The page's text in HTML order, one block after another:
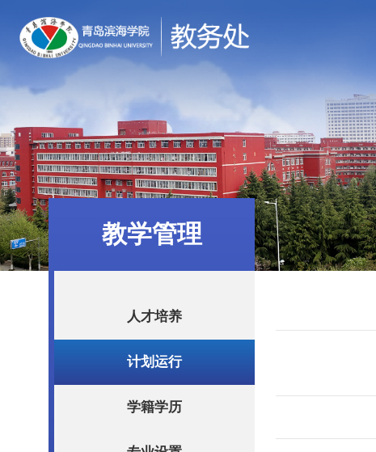
教学管理
人才培养
计划运行
学籍学历